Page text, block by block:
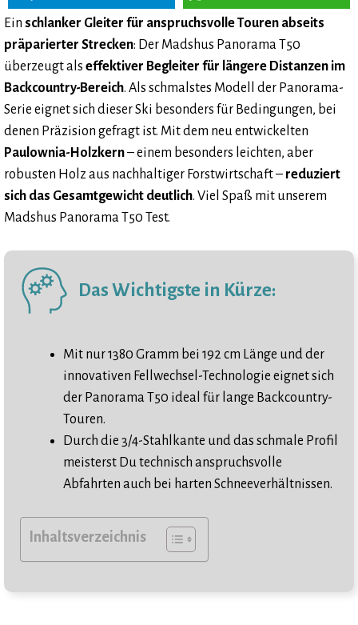
Ein schlanker Gleiter für anspruchsvolle Touren abseits
präparierter Strecken: Der Madshus Panorama T50
überzeugt als effektiver Begleiter für längere Distanzen im
Backcountry-Bereich. Als schmalstes Modell der Panorama-
Serie eignet sich dieser Ski besonders für Bedingungen, bei
denen Präzision gefragt ist. Mit dem neu entwickelten
Paulownia-Holzkern– einem besonders leichten, aber
robusten Holz aus nachhaltiger Forstwirtschaft – reduziert
sich das Gesamtgewicht deutlich. Viel Spaß mit unserem
Madshus Panorama T50 Test.
Das Wichtigste in Kürze:
Mit nur 1380 Gramm bei 192 cm Länge und der
innovativen Fellwechsel-Technologie eignet sich
der Panorama T50 ideal für lange Backcountry-
Touren.
Durch die 3/4-Stahlkante und das schmale Profil
meisterst Du technisch anspruchsvolle
Abfahrten auch bei harten Schneeverhältnissen.
Inhaltsverzeichnis